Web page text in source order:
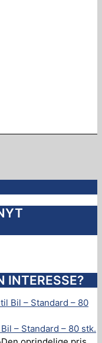
INTERESSE?
– Standard – 80 stk.